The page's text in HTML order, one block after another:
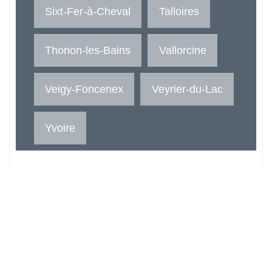
Sixt-Fer-à-Cheval Talloires
Thonon-les-Bains Vallorcine
Veigy-Foncenex Veyrier-du-Lac
Yvoire